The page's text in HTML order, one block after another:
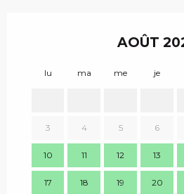
AOÛT
lu ma me je
3 4 5 6
10 11 12 13
17 18 19 20